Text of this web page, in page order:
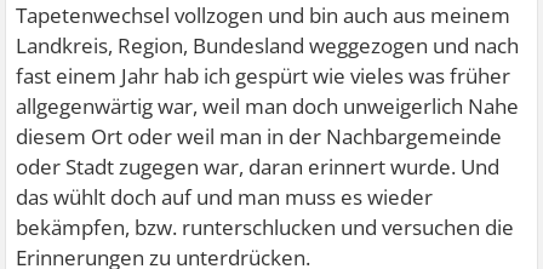
Tapetenwechsel vollzogen und bin auch aus meinem
Landkreis, Region, Bundesland weggezogen und nach
fast einem Jahr hab ich gespürt wie vieles was früher
allgegenwärtig war, weil man doch unweigerlich Nahe
diesem Ort oder weil man in der Nachbargemeinde
oder Stadt zugegen war, daran erinnert wurde. Und
das wühlt doch auf und man muss es wieder
bekämpfen, bzw. runterschlucken und versuchen die
Erinnerungen zu unterdrücken.